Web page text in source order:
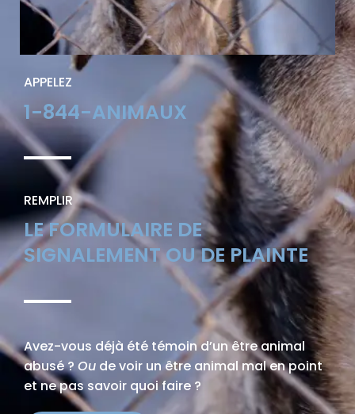
APPELEZ
1-844-ANIMAUX
REMPLIR
LE FORMULAIRE DE
SIGNALEMENT OU DE PLAINTE
Avez-vous déjà été témoin d’un être animal
abusé ? Ou de voir un être animal mal en point
et ne pas savoir quoi faire ?